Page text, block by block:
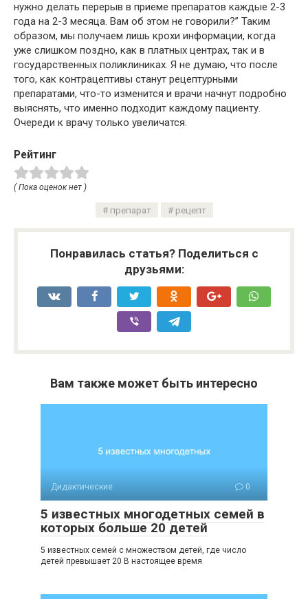
нужно делать перерыв в приеме препаратов каждые 2-3
года на 2-3 месяца. Вам об этом не говорили?” Таким
образом, мы получаем лишь крохи информации, когда
уже слишком поздно, как в платных центрах, так и в
государственных поликлиниках. Я не думаю, что после
того, как контрацептивы станут рецептурными
препаратами, что-то изменится и врачи начнут подробно
выяснять, что именно подходит каждому пациенту.
Очереди к врачу только увеличатся.
Рейтинг
( Пока оценок нет )
препарат рецепт
Понравилась статья? Поделиться с
друзьями:
Вам также может быть интересно
Дидактические 0
5 известных многодетных семей в
которых больше 20 детей
5 известных семей с множеством детей, где число
детей превышает 20 В настоящее время